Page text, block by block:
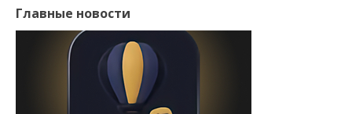
Главные новости